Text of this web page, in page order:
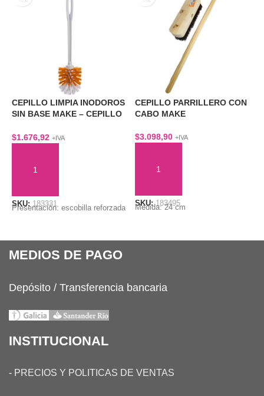
CEPILLO LIMPIA INODOROS
SIN BASE MAKE – CEPILLO
$1.676,92 +IVA
SKU: 183331
Presentación: escobilla reforzada
CEPILLO PARRILLERO CON
CABO MAKE
$3.098,90 +IVA
SKU:183495
Medida: 24 cm
MEDIOS DE PAGO
Depósito / Transferencia bancaria
INSTITUCIONAL
- PRECIOS Y POLITICAS DE VENTAS